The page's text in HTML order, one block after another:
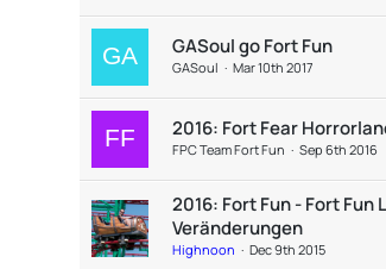
GASoul go Fort Fun
GASoul Mar 10th 2017
2016: Fort Fear
FPC Team Fort Fun Sep 6th 2016
2016: Fort Fun - Fort Fun
Veränderungen
Highnoon Dec 9th 2015